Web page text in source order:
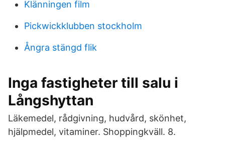
Klänningen film
Pickwickklubben stockholm
Ångra stängd flik
Inga fastigheter till salu i
Långshyttan
Läkemedel, rådgivning, hudvård, skönhet,
hjälpmedel, vitaminer. Shoppingkväll. 8.